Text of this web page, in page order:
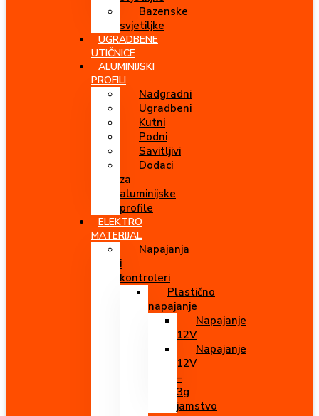
Bazenske
svjetiljke
UGRADBENE
UTIČNICE
ALUMINIJSKI
PROFILI
Nadgradni
Ugradbeni
Kutni
Podni
Savitljivi
Dodaci
za
aluminijske
profile
ELEKTRO
MATERIJAL
Napajanja
i
kontroleri
Plastično
napajanje
Napajanje
12V
Napajanje
12V
–
3g
jamstvo